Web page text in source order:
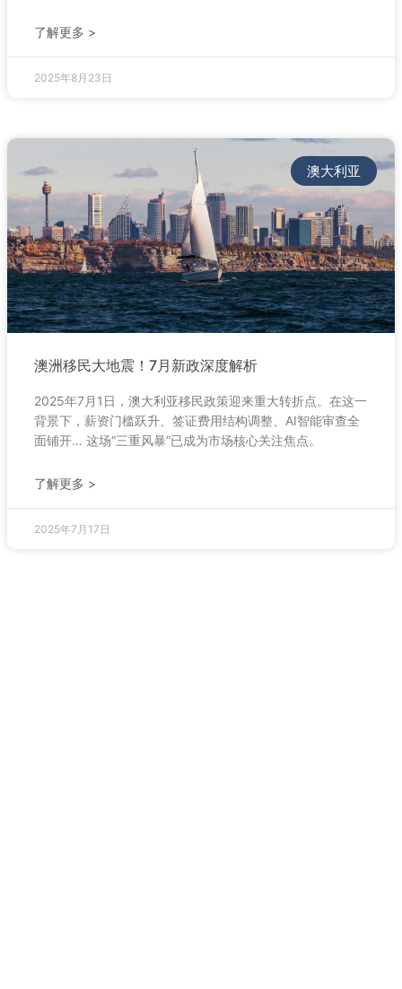
了解更多 >
2025年8月23日
澳大利亚
澳洲移民大地震！7月新政深度解析
2025年7月1日，澳大利亚移民政策迎来重大转折点。在这一
背景下，薪资门槛跃升、签证费用结构调整、AI智能审查全
面铺开… 这场“三重风暴”已成为市场核心关注焦点。
了解更多 >
2025年7月17日